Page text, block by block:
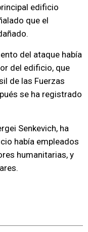
edificio
que el
del ataque había
del edificio, que
de las Fuerzas
se ha registrado
Senkevich, ha
había empleados
humanitarias, y